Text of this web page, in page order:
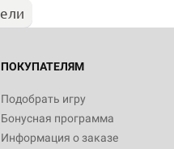
ПОКУПАТЕЛЯМ
Подобрать игру
Бонусная программа
Информация о заказе